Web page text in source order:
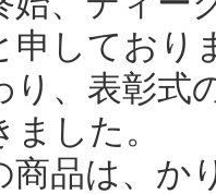
申しており
り、表彰式
した。
商品は、か